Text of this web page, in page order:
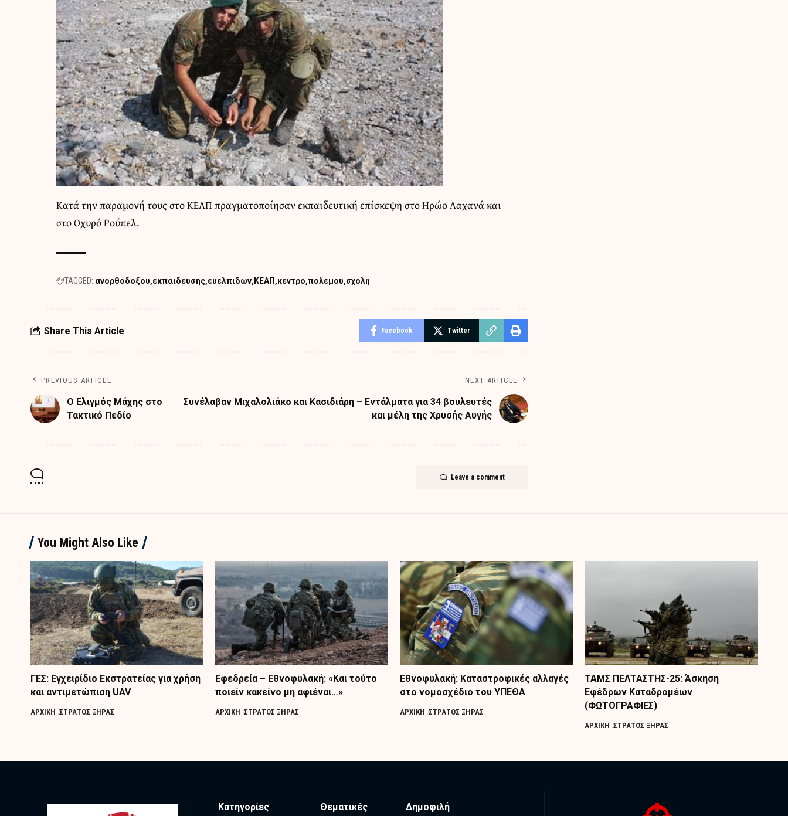
Κατά την παραμονή τους στο ΚΕΑΠ πραγματοποίησαν εκπαιδευτική επίσκεψη στο Ηρώο Λαχανά και
στο Οχυρό Ρούπελ.
TAGGED: ανορθοδοξου εκπαιδευσης ευελπιδων ΚΕΑΠ κεντρο πολεμου σχολη
Share This Article Facebook Twitter
PREVIOUS ARTICLE
Ο Ελιγμός Μάχης στο
Τακτικό Πεδίο
NEXT ARTICLE
Συνέλαβαν Μιχαλολιάκο και Κασιδιάρη – Εντάλματα για 34 βουλευτές
και μέλη της Χρυσής Αυγής
Leave a comment
You Might Also Like
ΓΕΣ: Εγχειρίδιο Εκστρατείας για χρήση
και αντιμετώπιση UAV
ΑΡΧΙΚΗ ΣΤΡΑΤΟΣ ΞΗΡΑΣ
Εφεδρεία – Εθνοφυλακή: «Και τούτο
ποιείν κακείνο μη αφιέναι…»
ΑΡΧΙΚΗ ΣΤΡΑΤΟΣ ΞΗΡΑΣ
Εθνοφυλακή: Καταστροφικές αλλαγές
στο νομοσχέδιο του ΥΠΕΘΑ
ΑΡΧΙΚΗ ΣΤΡΑΤΟΣ ΞΗΡΑΣ
ΤΑΜΣ ΠΕΛΤΑΣΤΗΣ-25: Άσκηση
Εφέδρων Καταδρομέων
(ΦΩΤΟΓΡΑΦΙΕΣ)
ΑΡΧΙΚΗ ΣΤΡΑΤΟΣ ΞΗΡΑΣ
Κατηγορίες Θεματικές Δημοφιλή